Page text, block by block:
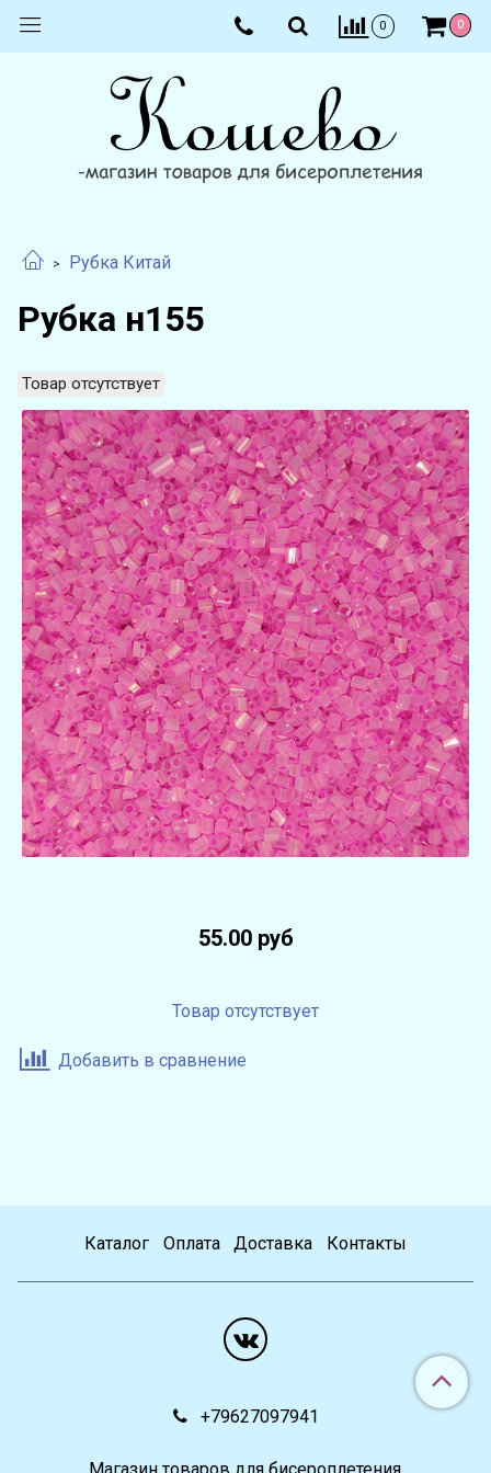
0 0
Рубка Китай
Рубка н155
Товар отсутствует
55.00 руб
Товар отсутствует
Добавить в сравнение
Каталог Оплата Доставка Контакты
+79627097941